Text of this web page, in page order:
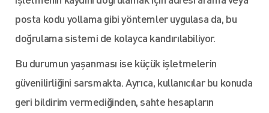
posta kodu yollama gibi yöntemler uygulasa da, bu
doğrulama sistemi de kolayca kandırılabiliyor.
Bu durumun yaşanması ise küçük işletmelerin
güvenilirliğini sarsmakta. Ayrıca, kullanıcılar bu konuda
geri bildirim vermediğinden, sahte hesapların